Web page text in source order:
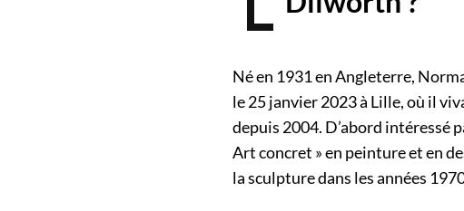
Né en 1931 en Angleterre,
le 25 janvier 2023 à Lille, où il
depuis 2004. D’abord intéressé
Art concret » en peinture et en
la sculpture dans les années